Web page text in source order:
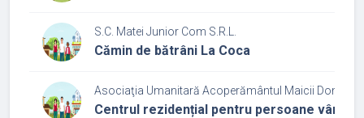
S.C. Matei Junior Com S.R.L.
Cămin de bătrâni La Coca
Asociaţia Umanitară Acoperământul Maicii
Centrul rezidențial pentru persoane